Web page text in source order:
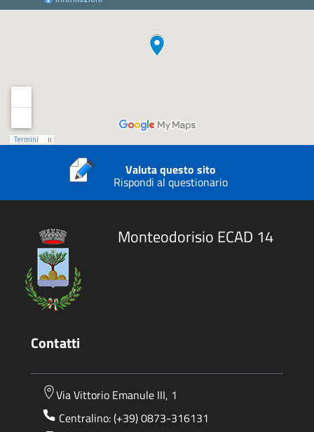
Valuta questo sito
Rispondi al questionario
Monteodorisio ECAD 14
Contatti
Via Vittorio Emanule III, 1
Centralino: (+39) 0873-316131